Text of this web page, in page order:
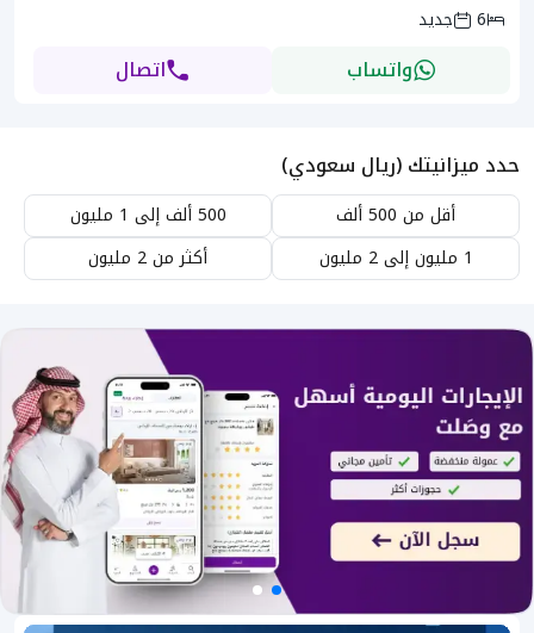
6
جديد
واتساب اتصال
حدد ميزانيتك (ريال سعودي)
أقل من 500 ألف
500 ألف إلى 1 مليون
1 مليون إلى 2 مليون
أكثر من 2 مليون